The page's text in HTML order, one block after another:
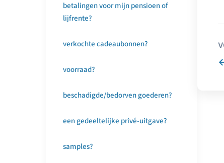
betalingen voor mijn pensioen of
lijfrente?
verkochte cadeaubonnen?
voorraad?
beschadigde/bedorven goederen?
een gedeeltelijke privé-uitgave?
samples?